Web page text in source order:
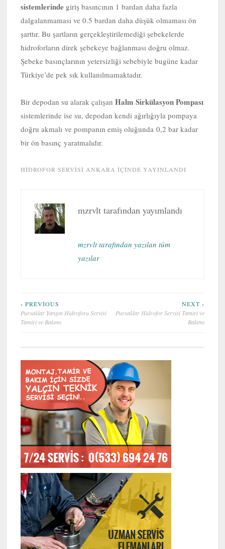
sistemlerinde giriş basıncının 1 bardan daha fazla
dalgalanmaması ve 0.5 bardan daha düşük olmaması ön
şarttır. Bu şartların gerçekleştirilemediği şebekelerde
hidroforların direk şebekeye bağlanması doğru olmaz.
Şebeke basınçlarının yetersizliği sebebiyle bugüne kadar
Türkiye’de pek sık kullanılmamaktadır.
Bir depodan su alarak çalışan Halm Sirkülasyon Pompası
sistemlerinde ise su, depodan kendi ağırlığıyla pompaya
doğru akmalı ve pompanın emiş oluğunda 0,2 bar kadar
bir ön basınç yaratmalıdır.
HIDROFOR SERVISI ANKARA IÇINDE YAYINLANDI
mzrvlt tarafından yayımlandı
mzrvlt tarafından yazılan tüm
yazılar
Yazı
gezinmesi
‹ PREVIOUS
Pursaklar Yangın Hidroforu Servisi
Tamiri ve Bakımı
NEXT ›
Pursaklar Hidrofor Servisi Tamiri ve
Bakımı